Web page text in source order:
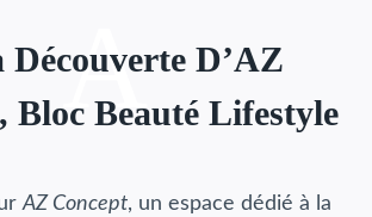
A
D’AZ
Bloc Beauté Lifestyle
AZ Concept, un espace dédié à la